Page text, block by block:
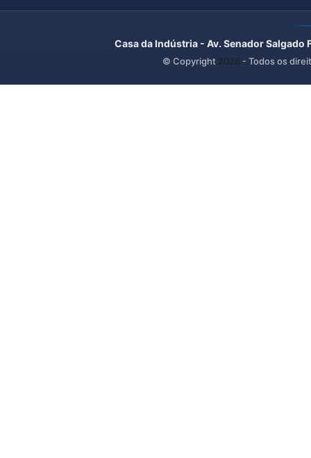
Casa da Indústria - Av. Senador
© Copyright 2026 - Todos os